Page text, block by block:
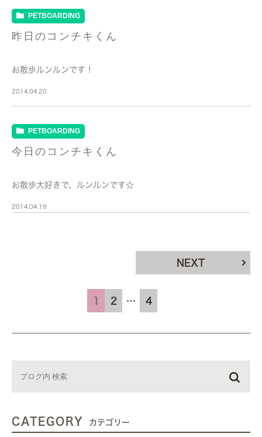
PETBOARDING
昨日のコンチキくん
お散歩ルンルンです！
2014.04.20
PETBOARDING
今日のコンチキくん
お散歩大好きで、ルンルンです☆
2014.04.19
1 2 … 4
NEXT
CATEGORY カテゴリー